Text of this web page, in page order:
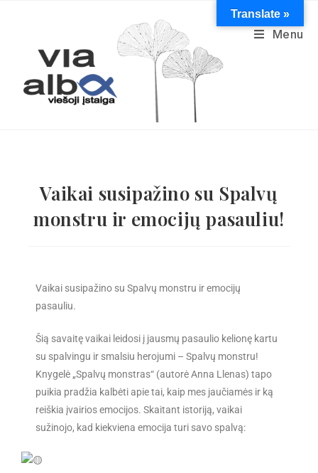
Menu
Vaikai susipažino su Spalvų
monstru ir emocijų pasauliu!
Vaikai susipažino su Spalvų monstru ir emocijų
pasauliu.
Šią savaitę vaikai leidosi į jausmų pasaulio kelionę kartu
su spalvingu ir smalsiu herojumi – Spalvų monstru!
Knygelė „Spalvų monstras“ (autorė Anna Llenas) tapo
puikia pradžia kalbėti apie tai, kaip mes jaučiamės ir ką
reiškia įvairios emocijos. Skaitant istoriją, vaikai
sužinojo, kad kiekviena emocija turi savo spalvą:
Translate »